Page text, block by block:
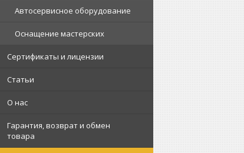
Автосервисное оборудование
Оснащение мастерских
Сертификаты и лицензии
Статьи
О нас
Гарантия, возврат и обмен
товара